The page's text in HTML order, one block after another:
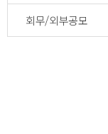
회무/외부공모